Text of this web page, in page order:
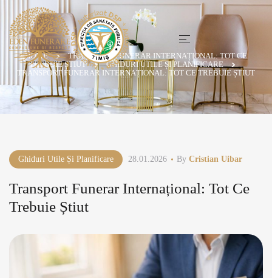
HOME
TRANSPORT FUNERAR INTERNAȚIONAL: TOT CE
TREBUIE ȘTIUT
GHIDURI UTILE ȘI PLANIFICARE
TRANSPORT FUNERAR INTERNAȚIONAL: TOT CE TREBUIE ȘTIUT
Ghiduri Utile Și Planificare By Cristian Uibar
28.01.2026
Transport Funerar Internațional: Tot Ce
Trebuie Știut